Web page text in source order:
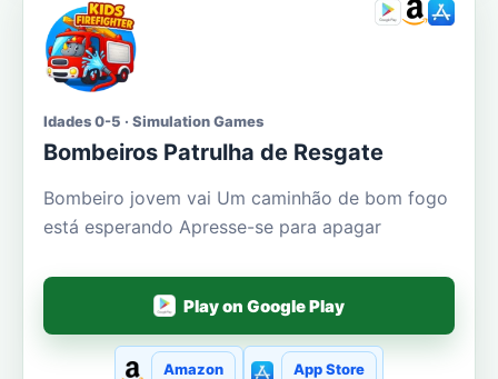
Idades 0-5 · Simulation Games
Bombeiros Patrulha de Resgate
Bombeiro jovem vai Um caminhão de bom fogo
está esperando Apresse-se para apagar
Play on Google Play
Amazon App Store